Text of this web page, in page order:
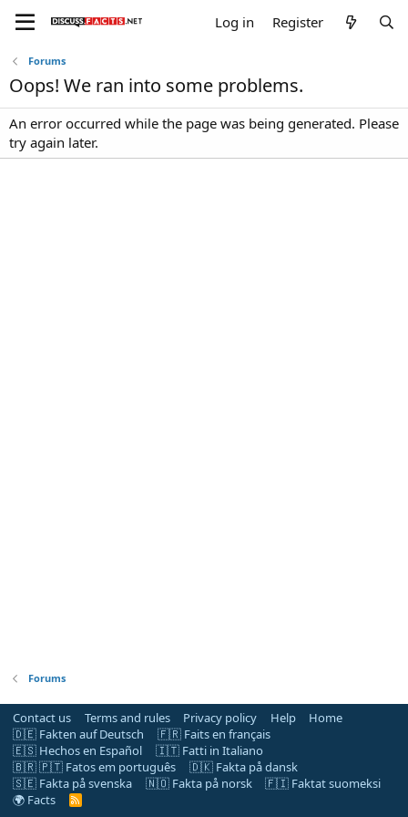
Log in Register
Forums
Oops! We ran into some problems.
An error occurred while the page was being generated. Please
try again later.
Forums
Contact us Terms and rules Privacy policy Help
Home
🇩🇪 Fakten auf Deutsch
🇫🇷 Faits en français
🇪🇸 Hechos en Español
🇮🇹 Fatti in Italiano
🇧🇷 🇵🇹 Fatos em português
🇩🇰 Fakta på dansk
🇸🇪 Fakta på svenska
🇳🇴 Fakta på norsk
🇫🇮 Faktat suomeksi
🌍 Facts
R